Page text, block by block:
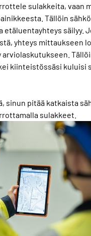
sulakkeita, vaan
Tällöin
säilyy.
yhteys mittaukseen
kiinteistössäsi kuluisi
sinun pitää katkaista
sulakkeet.